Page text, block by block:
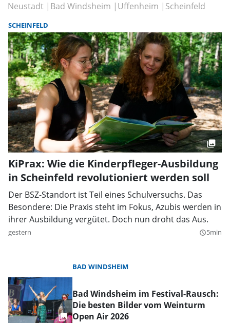
Neustadt Bad Windsheim Uffenheim Scheinfeld
SCHEINFELD
KiPrax: Wie die Kinderpfleger-Ausbildung
in Scheinfeld revolutioniert werden soll
Der BSZ-Standort ist Teil eines Schulversuchs. Das
Besondere: Die Praxis steht im Fokus, Azubis werden in
ihrer Ausbildung vergütet. Doch nun droht das Aus.
gestern query_builder5min
BAD WINDSHEIM
Bad Windsheim im Festival-Rausch:
Die besten Bilder vom Weinturm
Open Air 2026